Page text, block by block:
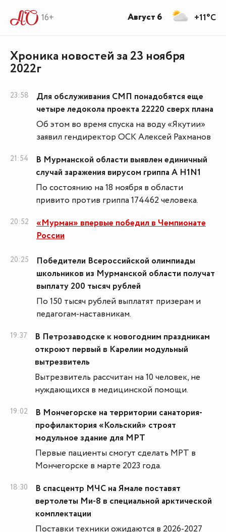
16+
Хроника новостей за 23 ноября
2022г
23:58
Для обслуживания СМП понадобятся еще
четыре ледокола проекта 22220 сверх плана
Об этом во время спуска на воду «Якутии»
заявил гендиректор ОСК Алексей Рахманов
21:54
В Мурманской области выявлен единичный
случай заражения вирусом гриппа А Н1N1
По состоянию на 18 ноября в области
привито против гриппа 174462 человека.
20:52
«Мурман» впервые победил в Чемпионате
России
20:25
Победители Всероссийской олимпиады
школьников из Мурманской области получат
выплату 200 тысяч рублей
По 150 тысяч рублей выплатят призерам и
педагогам-наставникам.
19:37
В Петрозаводске к новогодним праздникам
откроют первый в Карелии модульный
вытрезвитель
Вытрезвитель рассчитан на 10 человек, не
нуждающихся в медицинской помощи.
19:02
В Мончегорске на территории санатория-
профилактория «Кольский» строят
модульное здание для МРТ
Первые пациенты смогут сделать МРТ в
Мончегорске в марте 2023 года.
18:30
В спасцентр МЧС на Ямале поставят
вертолеты Ми-8 в специальной арктической
комплектации
Поставки техники ожидаются в 2026-2027
+11°C
Август 6